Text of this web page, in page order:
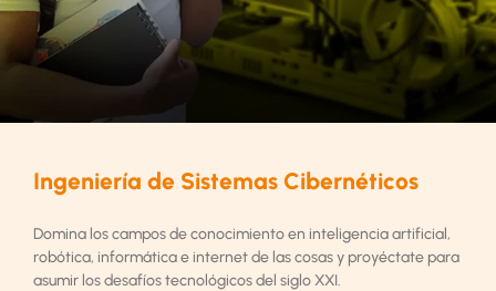
Ingeniería de Sistemas Cibernéticos
Domina los campos de conocimiento en inteligencia artificial,
robótica, informática e internet de las cosas y proyéctate para
asumir los desafíos tecnológicos del siglo XXI.